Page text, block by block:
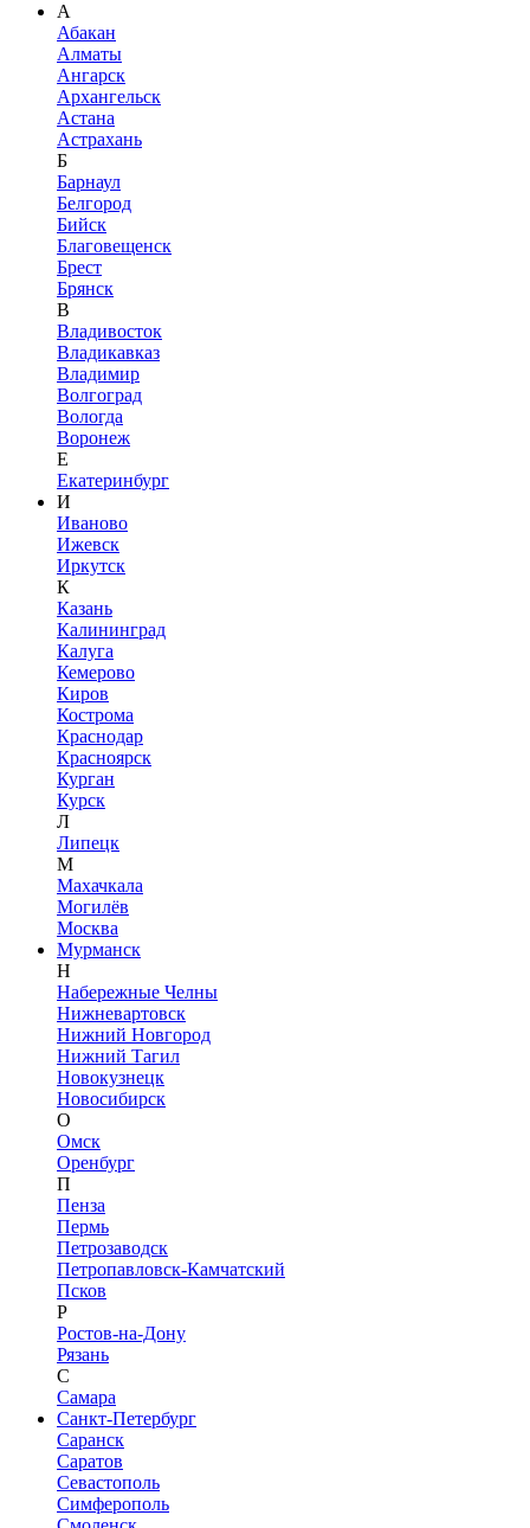
А
Абакан
Алматы
Ангарск
Архангельск
Астана
Астрахань
Б
Барнаул
Белгород
Бийск
Благовещенск
Брест
Брянск
В
Владивосток
Владикавказ
Владимир
Волгоград
Вологда
Воронеж
Е
Екатеринбург
И
Иваново
Ижевск
Иркутск
К
Казань
Калининград
Калуга
Кемерово
Киров
Кострома
Краснодар
Красноярск
Курган
Курск
Л
Липецк
М
Махачкала
Могилёв
Москва
Мурманск
Н
Набережные Челны
Нижневартовск
Нижний Новгород
Нижний Тагил
Новокузнецк
Новосибирск
О
Омск
Оренбург
П
Пенза
Пермь
Петрозаводск
Петропавловск-Камчатский
Псков
Р
Ростов-на-Дону
Рязань
С
Самара
Санкт-Петербург
Саранск
Саратов
Севастополь
Симферополь